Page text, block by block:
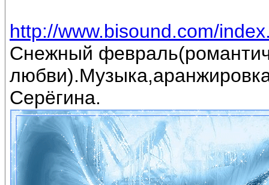
http://www.bisound.com/
Снежный
Серёгина.